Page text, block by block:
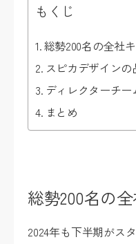
もくじ
総勢200名の全社
スピカデザインの
ディレクターチー
まとめ
総勢200名の
2024年も下半期がス